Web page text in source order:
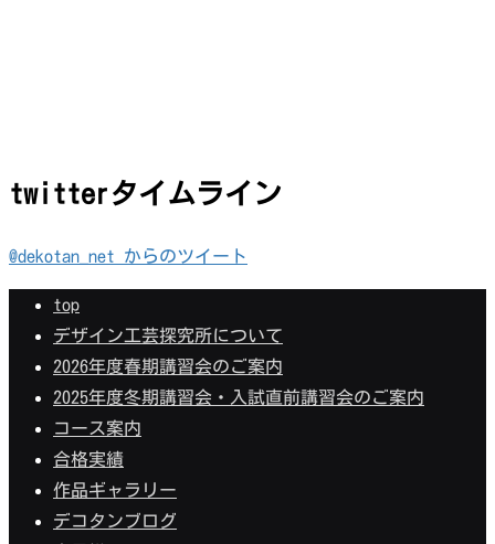
twitterタイムライン
@dekotan_net からのツイート
top
デザイン工芸探究所について
2026年度春期講習会のご案内
2025年度冬期講習会・入試直前講習会のご案内
コース案内
合格実績
作品ギャラリー
デコタンブログ